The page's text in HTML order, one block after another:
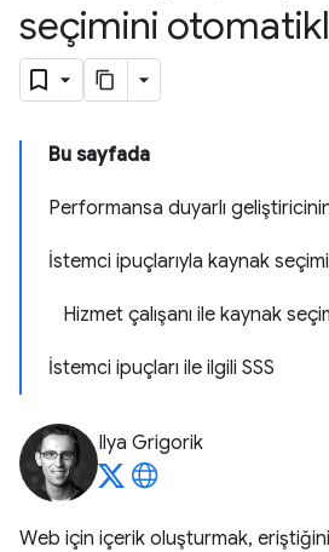
seçimini
Bu sayfada
Performansa duyarlı
İstemci ipuçlarıyla kaynak
Hizmet çalışanı ile kaynak
İstemci ipuçları ile ilgili SSS
Ilya Grigorik
Web için içerik oluşturmak,